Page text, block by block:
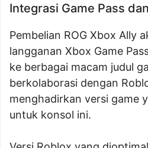
Integrasi Game Pass
Pembelian ROG Xbox Ally
langganan Xbox Game
ke berbagai macam judul
berkolaborasi dengan
menghadirkan versi game
untuk konsol ini.